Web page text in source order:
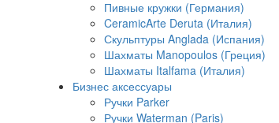
Пивные кружки (Германия)
CeramicArte Deruta (Италия)
Скульптуры Anglada (Испания)
Шахматы Manopoulos (Греция)
Шахматы Italfama (Италия)
Бизнес аксессуары
Ручки Parker
Ручки Waterman (Paris)